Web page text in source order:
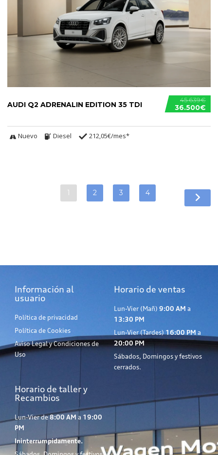
45.639€
36.500€
AUDI Q2 ADRENALIN EDITION 35 TDI
Nuevo Diesel 212,05€/mes*
1 2 3 4
Información al
usuario
Política de privacidad
Política de Cookies
Aviso Legal y Condiciones de
Uso
Horario de ventas
Lun-Vier (Mañ) 9:00 AM a
13:30 PM
Lun-Vier (Tardes) 16:00 PM a
20:00 PM
Sábados, Domingos y festivos
cerrados.
Horario de taller y
Recambios
Lun-Vier de8:00 AM a 19:00
PM
Ininterrumpidamente.